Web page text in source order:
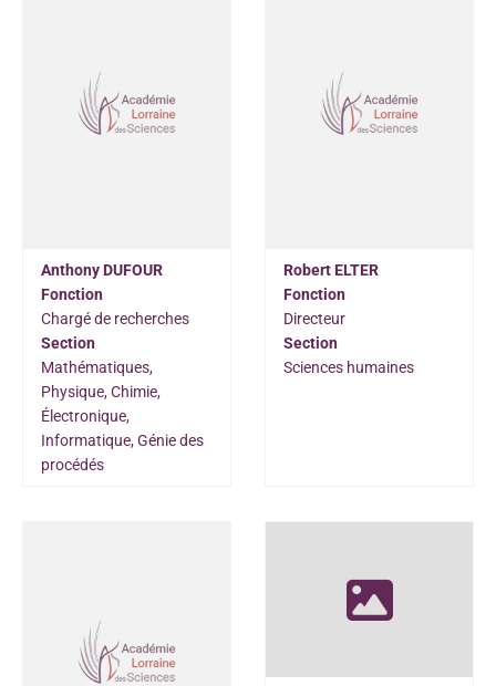
Anthony DUFOUR
Fonction
Chargé de recherches
Section
Mathématiques,
Physique, Chimie,
Électronique,
Informatique, Génie des
procédés
Robert ELTER
Fonction
Directeur
Section
Sciences humaines